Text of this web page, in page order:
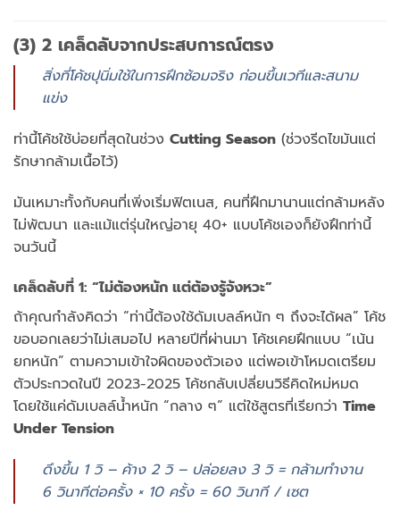
(3) 2 เคล็ดลับจากประสบการณ์ตรง
สิ่งที่โค้ชปุนิ่มใช้ในการฝึกซ้อมจริง ก่อนขึ้นเวทีและสนาม
แข่ง
ท่านี้โค้ชใช้บ่อยที่สุดในช่วง Cutting Season (ช่วงรีดไขมันแต่
รักษากล้ามเนื้อไว้)
มันเหมาะทั้งกับคนที่เพิ่งเริ่มฟิตเนส, คนที่ฝึกมานานแต่กล้ามหลัง
ไม่พัฒนา และแม้แต่รุ่นใหญ่อายุ 40+ แบบโค้ชเองก็ยังฝึกท่านี้
จนวันนี้
เคล็ดลับที่ 1: “ไม่ต้องหนัก แต่ต้องรู้จังหวะ”
ถ้าคุณกำลังคิดว่า “ท่านี้ต้องใช้ดัมเบลล์หนัก ๆ ถึงจะได้ผล” โค้ช
ขอบอกเลยว่าไม่เสมอไป หลายปีที่ผ่านมา โค้ชเคยฝึกแบบ “เน้น
ยกหนัก” ตามความเข้าใจผิดของตัวเอง แต่พอเข้าโหมดเตรียม
ตัวประกวดในปี 2023-2025 โค้ชกลับเปลี่ยนวิธีคิดใหม่หมด
โดยใช้แค่ดัมเบลล์น้ำหนัก “กลาง ๆ” แต่ใช้สูตรที่เรียกว่า Time
Under Tension
ดึงขึ้น 1 วิ – ค้าง 2 วิ – ปล่อยลง 3 วิ = กล้ามทำงาน
6 วินาทีต่อครั้ง × 10 ครั้ง = 60 วินาที / เซต